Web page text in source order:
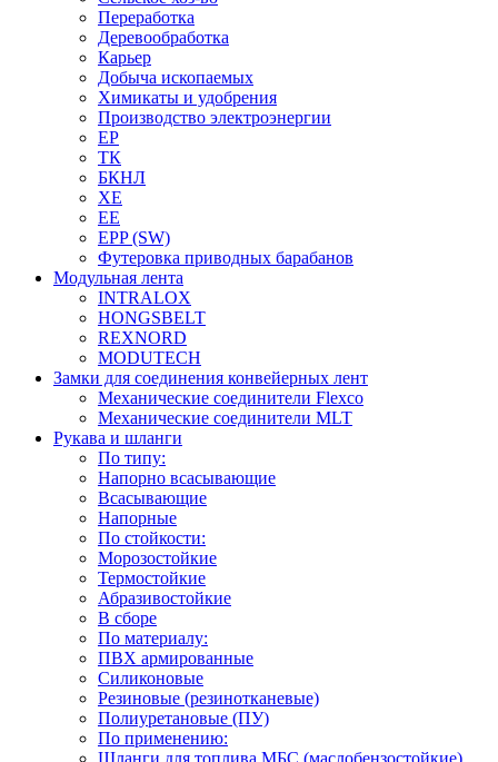
Переработка
Деревообработка
Карьер
Добыча ископаемых
Химикаты и удобрения
Производство электроэнергии
EP
ТК
БКНЛ
XE
EE
EPP (SW)
Футеровка приводных барабанов
Модульная лента
INTRALOX
HONGSBELT
REXNORD
MODUTECH
Замки для соединения конвейерных лент
Механические соединители Flexco
Механические соединители MLT
Рукава и шланги
По типу:
Напорно всасывающие
Всасывающие
Напорные
По стойкости:
Морозостойкие
Термостойкие
Абразивостойкие
В сборе
По материалу:
ПВХ армированные
Силиконовые
Резиновые (резинотканевые)
Полиуретановые (ПУ)
По применению:
Шланги для топлива МБС (маслобензостойкие)